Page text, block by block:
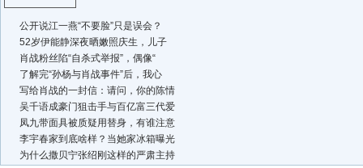
公开说江一燕“不要脸”只是误会？
52岁伊能静深夜晒嫩照庆生，儿子
肖战粉丝陷“自杀式举报”，偶像“
了解完“孙杨与肖战事件”后，我心
写给肖战的一封信：请问，你的陈情
吴千语成豪门狙击手与百亿富三代爱
凤九带面具被质疑用替身，有谁注意
李宇春家到底啥样？当她家冰箱曝光
为什么撒贝宁张绍刚这样的严肃主持